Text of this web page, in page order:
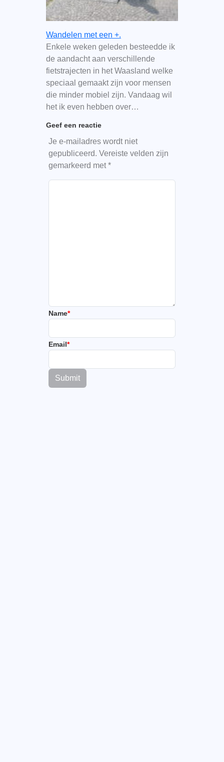
Wandelen met een +.
Enkele weken geleden besteedde ik
de aandacht aan verschillende
fietstrajecten in het Waasland welke
speciaal gemaakt zijn voor mensen
die minder mobiel zijn. Vandaag wil
het ik even hebben over…
Geef een reactie
Je e-mailadres wordt niet
gepubliceerd. Vereiste velden zijn
gemarkeerd met*
Name*
Email*